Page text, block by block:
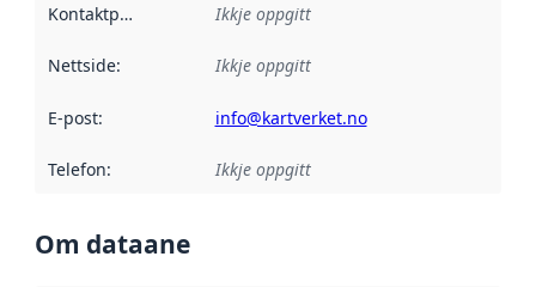
Kontaktpunkt Ikkje oppgitt
Nettside: Ikkje oppgitt
E-post: info@kartverket.no
Telefon: Ikkje oppgitt
Om dataane